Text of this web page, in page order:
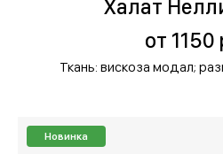
Халат
от 1150
Ткань: вискоза модал;
Новинка